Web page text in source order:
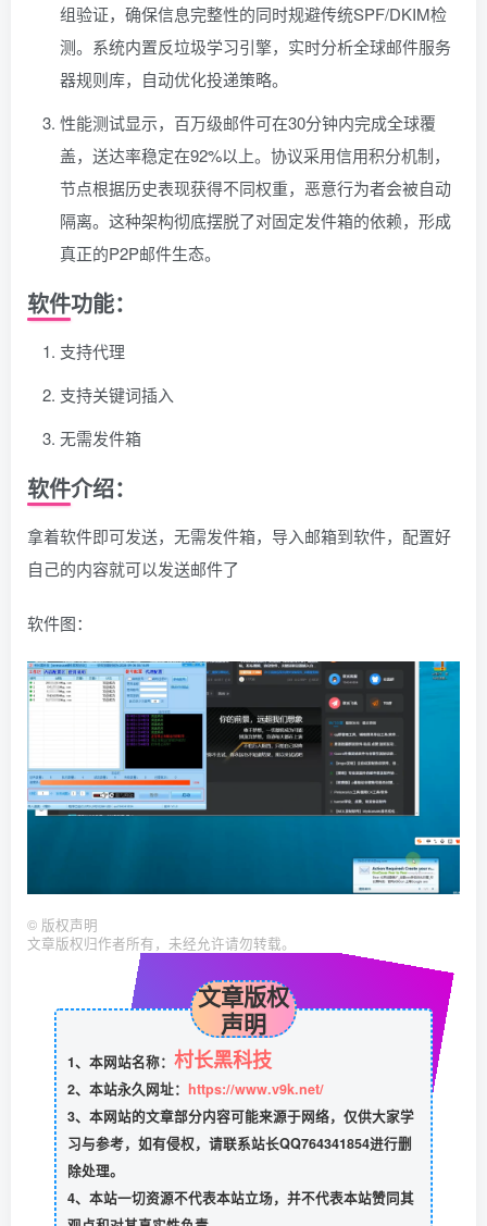
组验证，确保信息完整性的同时规避传统SPF/DKIM检
测。系统内置反垃圾学习引擎，实时分析全球邮件服务
器规则库，自动优化投递策略。
性能测试显示，百万级邮件可在30分钟内完成全球覆
盖，送达率稳定在92%以上。协议采用信用积分机制，
节点根据历史表现获得不同权重，恶意行为者会被自动
隔离。这种架构彻底摆脱了对固定发件箱的依赖，形成
真正的P2P邮件生态。
软件功能：
支持代理
支持关键词插入
无需发件箱
软件介绍：
拿着软件即可发送，无需发件箱，导入邮箱到软件，配置好
自己的内容就可以发送邮件了
软件图：
© 版权声明
文章版权归作者所有，未经允许请勿转载。
文章版权
声明
1、本网站名称： 村长黑科技
2、本站永久网址： https://www.v9k.net/
3、本网站的文章部分内容可能来源于网络，仅供大家学
习与参考，如有侵权，请联系站长QQ764341854进行删
除处理。
4、本站一切资源不代表本站立场，并不代表本站赞同其